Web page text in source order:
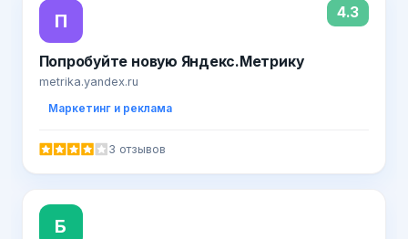
П 4.3
Попробуйте новую Яндекс.Метрику
metrika.yandex.ru
Маркетинг и реклама
3 отзывов
Б